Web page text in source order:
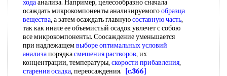
ходаанализа. Например, целесообразно сначала
осаждать микрокомпоненты анализируемогообразца
вещества, а затем осаждать главнуюсоставную часть,
так как иначе ее объемистый осадок увлечет с собою
все микрокомпоненты. Соосаждение уменьшается
при надлежащемвыборе оптимальных условий
анализапорядкасмешения растворов, их
концентрации, температуры,скорости прибавления,
старения осадка, переосаждения.
[c.366]